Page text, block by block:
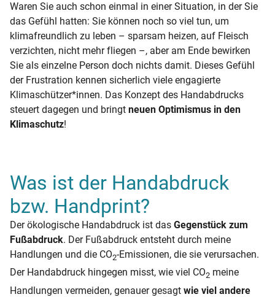
Waren Sie auch schon einmal in einer Situation, in der Sie
das Gefühl hatten: Sie können noch so viel tun, um
klimafreundlich zu leben – sparsam heizen, auf Fleisch
verzichten, nicht mehr fliegen –, aber am Ende bewirken
Sie als einzelne Person doch nichts damit. Dieses Gefühl
der Frustration kennen sicherlich viele engagierte
Klimaschützer*innen. Das Konzept des Handabdrucks
steuert dagegen und bringt neuen Optimismus in den
Klimaschutz!
Was ist der Handabdruck
bzw. Handprint?
Der ökologische Handabdruck ist das Gegenstück zum
Fußabdruck. Der Fußabdruck entsteht durch meine
Handlungen und die CO2-Emissionen, die sie verursachen.
Der Handabdruck hingegen misst, wie viel CO2 meine
Handlungen vermeiden, genauer gesagt wie viel andere